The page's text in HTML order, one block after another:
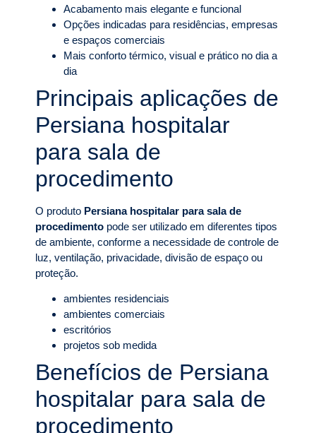
Acabamento mais elegante e funcional
Opções indicadas para residências, empresas
e espaços comerciais
Mais conforto térmico, visual e prático no dia a
dia
Principais aplicações de
Persiana hospitalar
para sala de
procedimento
O produto Persiana hospitalar para sala de
procedimento pode ser utilizado em diferentes tipos
de ambiente, conforme a necessidade de controle de
luz, ventilação, privacidade, divisão de espaço ou
proteção.
ambientes residenciais
ambientes comerciais
escritórios
projetos sob medida
Benefícios de Persiana
hospitalar para sala de
procedimento